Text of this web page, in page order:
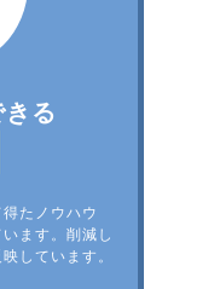
る
たノウハウ
ます。削減し
しています。